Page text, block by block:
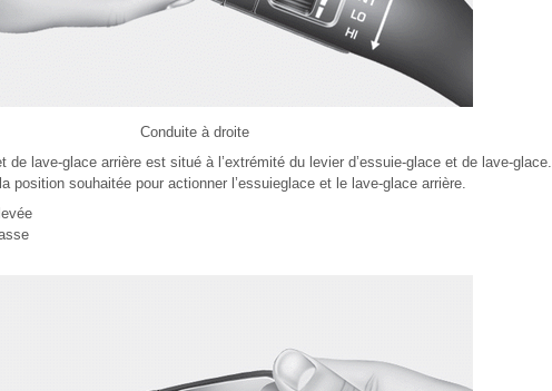
Conduite à droite
de lave-glace arrière est situé à l’extrémité du levier d’essuie-glace et de lave-glace.
position souhaitée pour actionner l’essuieglace et le lave-glace arrière.